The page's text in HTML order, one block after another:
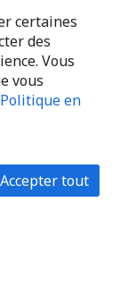
certaines
des
Vous
vous
Politique en
Accepter tout